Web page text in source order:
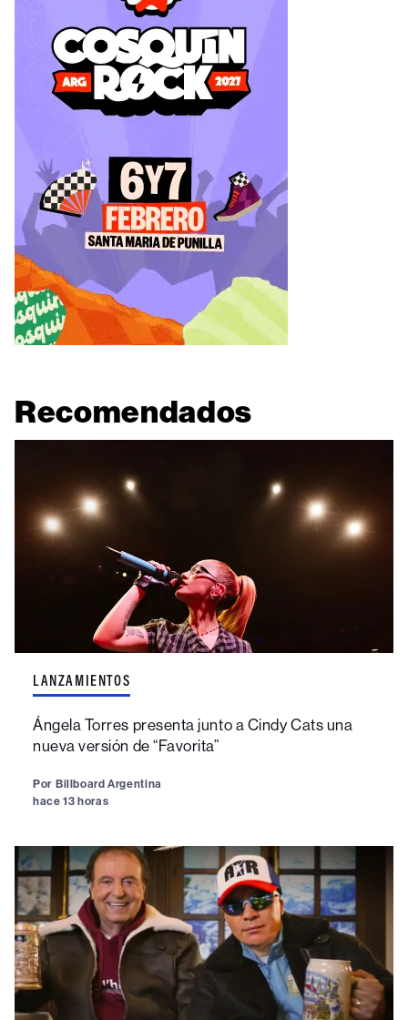
Recomendados
LANZAMIENTOS
Ángela Torres presenta junto a Cindy Cats una
nueva versión de “Favorita”
Por Billboard Argentina
hace 13 horas